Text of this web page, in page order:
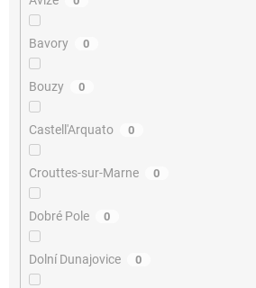
Bavory 0
Bouzy 0
Castell'Arquato 0
Crouttes-sur-Marne 0
Dobré Pole 0
Dolní Dunajovice 0